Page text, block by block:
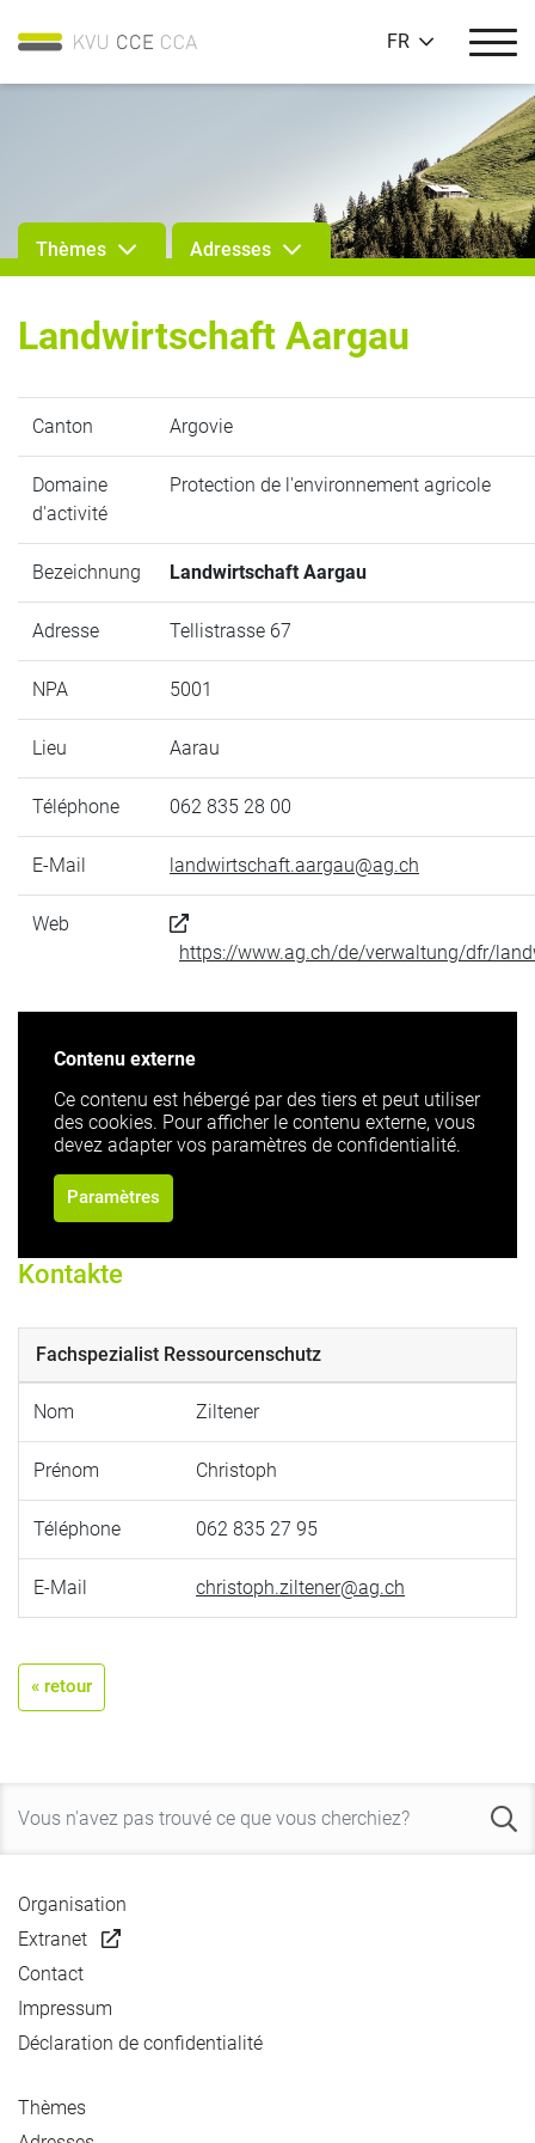
FR
Thèmes Adresses
Landwirtschaft Aargau
Canton Argovie
Domaine
d'activité
Protection de l'environnement agricole
Bezeichnung Landwirtschaft Aargau
Adresse Tellistrasse 67
NPA 5001
Lieu Aarau
Téléphone 062 835 28 00
E-Mail landwirtschaft.aargau@ag.ch
Web
https://www.ag.ch/de/verwaltung/dfr/
Contenu externe
Ce contenu est hébergé par des tiers et peut utiliser
des cookies. Pour afficher le contenu externe, vous
devez adapter vos paramètres de confidentialité.
Paramètres
Kontakte
Fachspezialist Ressourcenschutz
Nom Ziltener
Prénom Christoph
Téléphone 062 835 27 95
E-Mail christoph.ziltener@ag.ch
« retour
Organisation
Extranet
Contact
Impressum
Déclaration de confidentialité
Thèmes